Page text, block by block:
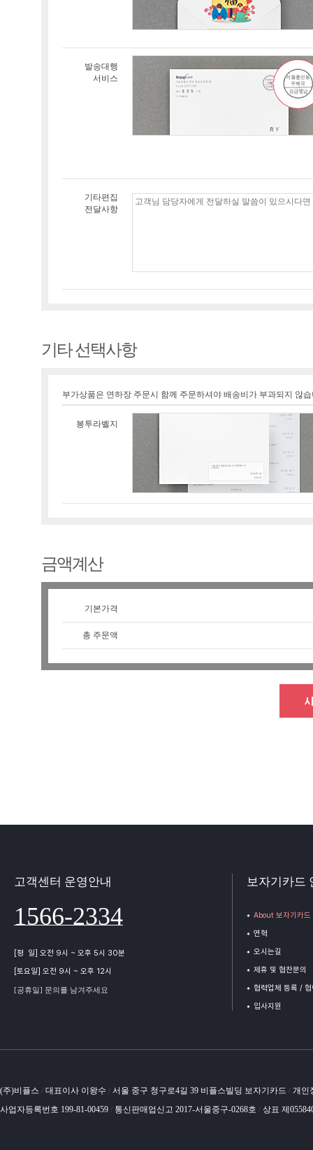
발송대행
서비스
기타편집
전달사항
기타 선택사항
부가상품은 연하장 주문시 함께 주문하셔야 배송비가 부과되지 않
봉투라벨지
금액계산
기본가격
총 주문액
고객센터 운영안내
1566-2334
[평 일] 오전 9시 ~ 오후 5시 30분
[토요일] 오전 9시 ~ 오후 12시
[공휴일] 문의를 남겨주세요
보자기카드
About 보자기카드
연혁
오시는길
제휴 및 협찬문의
협력업체 등록 /
입사지원
(주)비플스 / 대표이사 이왕수 / 서울 중구 청구로4길 39 비플스빌딩 보자기카드 / 개인
사업자등록번호 199-81-00459 / 통신판매업신고 2017-서울중구-0268호 / 상표 제